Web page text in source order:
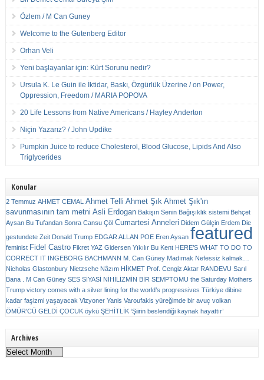
Özlem / M Can Guney
Welcome to the Gutenberg Editor
Orhan Veli
Yeni başlayanlar için: Kürt Sorunu nedir?
Ursula K. Le Guin ile İktidar, Baskı, Özgürlük Üzerine / on Power,
Oppression, Freedom / MARIA POPOVA
20 Life Lessons from Native Americans / Hayley Anderton
Niçin Yazarız? / John Updike
Pumpkin Juice to reduce Cholesterol, Blood Glucose, Lipids And Also
Triglycerides
Konular
2 Temmuz AHMET CEMAL Ahmet Telli Ahmet Şık Ahmet Şık'ın
savunmasının tam metni Asli Erdogan Bakişın Senin Bağışıklık sistemi Behçet
Aysan Bu Tufandan Sonra Cansu Çöl Cumartesi Anneleri Didem Gülçin Erdem Die
gestundete Zeit Donald Trump EDGAR ALLAN POE Eren Aysan featured
feminist Fidel Castro Fikret YAZ Gidersen Yıkılır Bu Kent HERE’S WHAT TO DO TO
CORRECT IT INGEBORG BACHMANN M. Can Güney Madımak Nefessiz kalmak…
Nicholas Glastonbury Nietzsche Nâzım HİKMET Prof. Cengiz Aktar RANDEVU Sarıl
Bana . M Can Güney SES SİYASİ NİHİLİZMİN BİR SEMPTOMU the Saturday Mothers
Trump victory comes with a silver lining for the world’s progressives Türkiye dibine
kadar faşizmi yaşayacak Vizyoner Yanis Varoufakis yüreğimde bir avuç volkan
ÖMÜR'CÜ GELDİ ÇOCUK öykü ŞEHİTLİK ‘Şiirin beslendiği kaynak hayattır’
Archives
Archives